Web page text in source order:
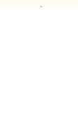
políticas